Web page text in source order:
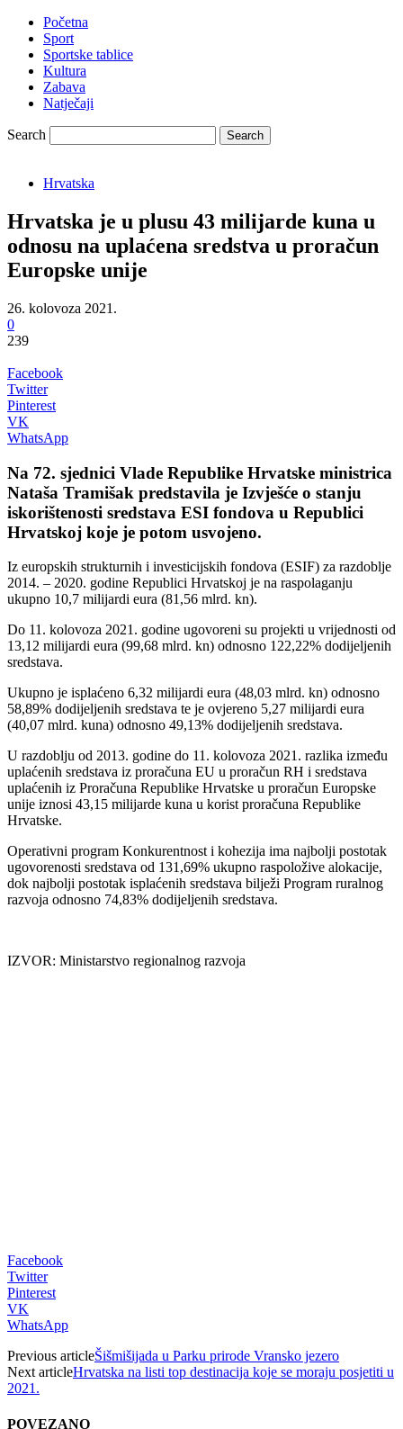
Početna
Sport
Sportske tablice
Kultura
Zabava
Natječaji
Search
Hrvatska
Hrvatska je u plusu 43 milijarde kuna u
odnosu na uplaćena sredstva u proračun
Europske unije
26. kolovoza 2021.
0
239
Facebook
Twitter
Pinterest
VK
WhatsApp
Na 72. sjednici Vlade Republike Hrvatske ministrica
Nataša Tramišak predstavila je Izvješće o stanju
iskorištenosti sredstava ESI fondova u Republici
Hrvatskoj koje je potom usvojeno.
Iz europskih strukturnih i investicijskih fondova (ESIF) za razdoblje
2014. – 2020. godine Republici Hrvatskoj je na raspolaganju
ukupno 10,7 milijardi eura (81,56 mlrd. kn).
Do 11. kolovoza 2021. godine ugovoreni su projekti u vrijednosti od
13,12 milijardi eura (99,68 mlrd. kn) odnosno 122,22% dodijeljenih
sredstava.
Ukupno je isplaćeno 6,32 milijardi eura (48,03 mlrd. kn) odnosno
58,89% dodijeljenih sredstava te je ovjereno 5,27 milijardi eura
(40,07 mlrd. kuna) odnosno 49,13% dodijeljenih sredstava.
U razdoblju od 2013. godine do 11. kolovoza 2021. razlika između
uplaćenih sredstava iz proračuna EU u proračun RH i sredstava
uplaćenih iz Proračuna Republike Hrvatske u proračun Europske
unije iznosi 43,15 milijarde kuna u korist proračuna Republike
Hrvatske.
Operativni program Konkurentnost i kohezija ima najbolji postotak
ugovorenosti sredstava od 131,69% ukupno raspoložive alokacije,
dok najbolji postotak isplaćenih sredstava bilježi Program ruralnog
razvoja odnosno 74,83% dodijeljenih sredstava.
IZVOR: Ministarstvo regionalnog razvoja
Facebook
Twitter
Pinterest
VK
WhatsApp
Previous articleŠišmišijada u Parku prirode Vransko jezero
Next articleHrvatska na listi top destinacija koje se moraju posjetiti u
2021.
POVEZANO